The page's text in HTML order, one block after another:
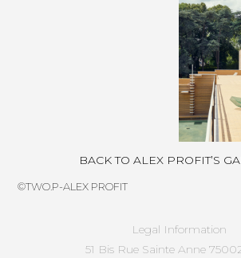
BACK TO ALEX PROFIT’S
©TWO.P-ALEX PROFIT
Legal Information
51 Bis Rue Sainte Anne